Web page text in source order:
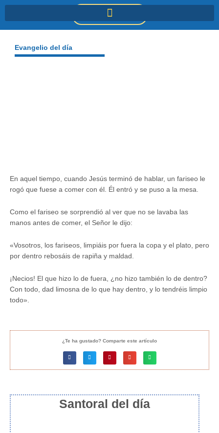
DONACIONES
Evangelio del día
En aquel tiempo, cuando Jesús terminó de hablar, un fariseo le
rogó que fuese a comer con él. Él entró y se puso a la mesa.
Como el fariseo se sorprendió al ver que no se lavaba las
manos antes de comer, el Señor le dijo:
«Vosotros, los fariseos, limpiáis por fuera la copa y el plato, pero
por dentro rebosáis de rapiña y maldad.
¡Necios! El que hizo lo de fuera, ¿no hizo también lo de dentro?
Con todo, dad limosna de lo que hay dentro, y lo tendréis limpio
todo».
¿Te ha gustado? Comparte este artículo
Santoral del día